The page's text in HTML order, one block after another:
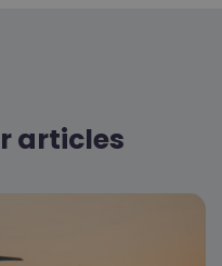
articles